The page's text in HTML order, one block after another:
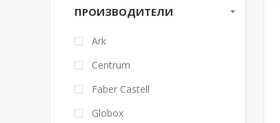
ПРОИЗВОДИТЕЛИ
Ark
Centrum
Faber Castell
Globox